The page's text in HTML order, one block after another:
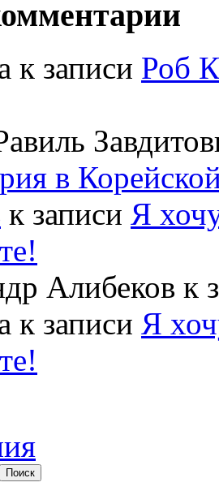
к записи Роб
в
к записи Я
Алибеков к
к записи Я